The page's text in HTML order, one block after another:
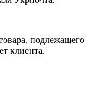
подлежащего
клиента.